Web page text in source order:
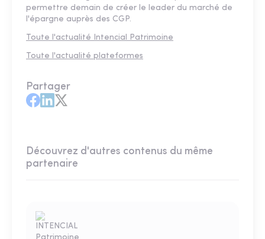
permettre demain de créer le leader du marché de
l'épargne auprès des CGP.
Toute l'actualité Intencial Patrimoine
Toute l'actualité plateformes
Partager
Découvrez d'autres contenus du même
partenaire